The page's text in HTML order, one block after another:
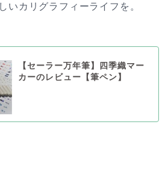
いカリグラフィーライフを。
【セーラー万年筆】四季織マー
カーのレビュー【筆ペン】